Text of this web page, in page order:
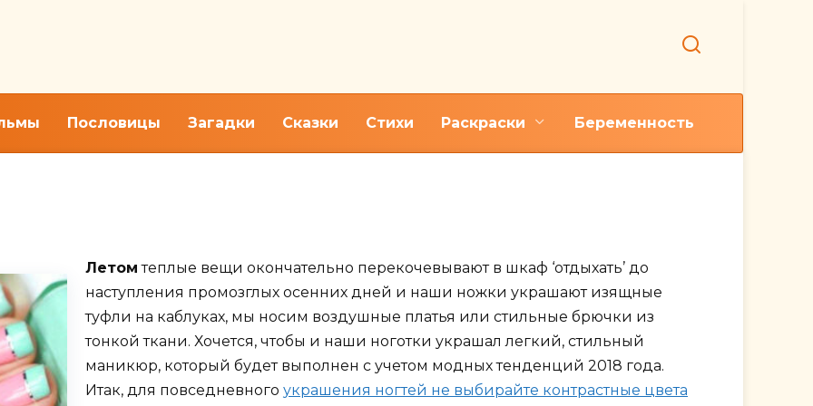
Пословицы Загадки Сказки Стихи Раскраски Беременность
Летом теплые вещи окончательно перекочевывают в шкаф ‘отдыхать’ до
наступления промозглых осенних дней и наши ножки украшают изящные
туфли на каблуках, мы носим воздушные платья или стильные брючки из
тонкой ткани. Хочется, чтобы и наши ноготки украшал легкий, стильный
маникюр, который будет выполнен с учетом модных тенденций 2018 года.
Итак, для повседневного украшения ногтей не выбирайте контрастные цвета